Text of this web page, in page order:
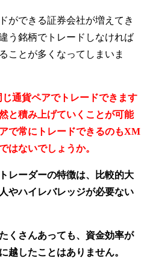
ができる証券会社が増えてき
う銘柄でトレードしなければ
ことが多くなってしまいま
通貨ペアでトレードできます
と積み上げていくことが可能
で常にトレードできるのもXM
はないでしょうか。
レーダーの特徴は、比較的大
やハイレバレッジが必要ない
くさんあっても、資金効率が
越したことはありません。